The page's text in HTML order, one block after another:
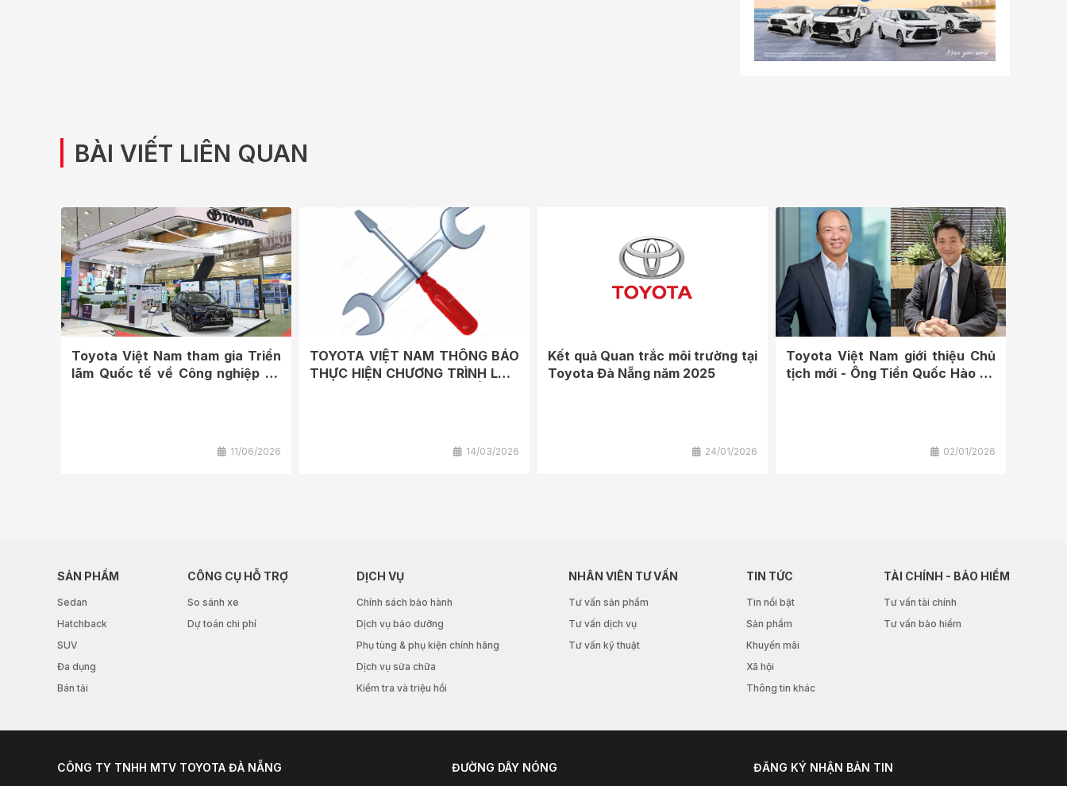
BÀI VIẾT LIÊN QUAN
Toyota Việt Nam tham gia Triển
lãm Quốc tế về Công nghiệp hỗ
11/06/2026
TOYOTA VIỆT NAM THÔNG BÁO
THỰC HIỆN CHƯƠNG TRÌNH LÀM
14/03/2026
Kết quả Quan trắc môi trường tại
Toyota Đà Nẵng năm 2025
24/01/2026
Toyota Việt Nam giới thiệu Chủ
tịch mới - Ông Tiền Quốc Hào và
02/01/2026
SẢN PHẨM
Sedan
Hatchback
SUV
Đa dụng
Bán tải
CÔNG CỤ HỖ TRỢ
So sánh xe
Dự toán chi phí
DỊCH VỤ
Chính sách bảo hành
Dịch vụ bảo dưỡng
Phụ tùng & phụ kiện chính hãng
Dịch vụ sửa chữa
Kiểm tra và triệu hồi
NHÂN VIÊN TƯ VẤN
Tư vấn sản phẩm
Tư vấn dịch vụ
Tư vấn kỹ thuật
TIN TỨC
Tin nổi bật
Sản phẩm
Khuyến mãi
Xã hội
Thông tin khác
TÀI CHÍNH - BẢO HIỂM
Tư vấn tài chính
Tư vấn bảo hiểm
CÔNG TY TNHH MTV TOYOTA ĐÀ NẴNG ĐƯỜNG DÂY NÓNG ĐĂNG KÝ NHẬN BẢN TIN